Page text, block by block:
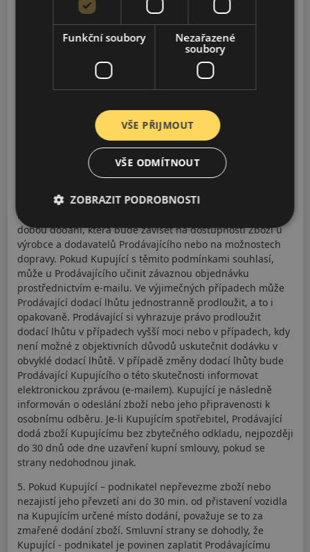
který si Kupující-spotřebitel zvolí v souvislosti s nákupem
na e-shopu.
4. Pokud není v potvrzené objednávce Kupujícího uvedeno
jinak nebo pokud Prodávající písemně či e-mailem neurčí
Zboží v době doručení Objednávky v centrálním skladu
Prodávajícího nebo v některé z provozoven Prodávajícího,
Prodávající obvykle dodá Zboží Kupujícímu nejpozději do 3
pracovních dnů od přijetí Objednávky. Pokud si Kupující
přeje objednat Zboží, které není v nabídce Prodávajícího,
Prodávající schopen takové Zboží dodat, oznámí to
Kupujícímu e-mailem spolu s cenou Zboží a orientační
dobou dodání, která bude záviset na dostupnosti Zboží u
výrobce a dodavatelů Prodávajícího nebo na možnostech
dopravy. Pokud Kupující s těmito podmínkami souhlasí,
může u Prodávajícího učinit závaznou objednávku
prostřednictvím e-mailu. Ve výjimečných případech může
Prodávající dodací lhůtu jednostranně prodloužit, a to i
opakovaně. Prodávající si vyhrazuje právo prodloužit
dodací lhůtu v případech vyšší moci nebo v případech, kdy
není možné z objektivních důvodů uskutečnit dodávku v
obvyklé dodací lhůtě. V případě změny dodací lhůty bude
Prodávající Kupujícího o této skutečnosti informovat
elektronickou zprávou (e-mailem). Kupující je následně
informován o odeslání zboží nebo jeho připravenosti k
osobnímu odběru. Je-li Kupujícím spotřebitel, Prodávající
dodá zboží Kupujícímu bez zbytečného odkladu, nejpozději
do 30 dnů ode dne uzavření kupní smlouvy, pokud se
strany nedohodnou jinak.
5. Pokud Kupující – podnikatel nepřevezme zboží nebo
nezajistí jeho převzetí ani do 30 min. od přistavení vozidla
na Kupujícím určené místo dodání, považuje se to za
zmařené dodání zboží. Smluvní strany se dohodly, že
Kupující - podnikatel je povinen zaplatit Prodávajícímu
Funkční soubory
Nezařazené
soubory
VŠE PŘIJMOUT
VŠE ODMÍTNOUT
ZOBRAZIT PODROBNOSTI